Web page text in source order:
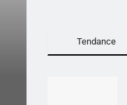
Tendance